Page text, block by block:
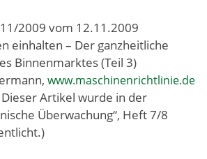
2009 vom 12.11 .2009
einhalten – Der ganzheitliche
Binnenmarktes (Teil 3)
www.maschinenrichtlinie.de
Artikel wurde in der
Überwachung“, Heft 7/8